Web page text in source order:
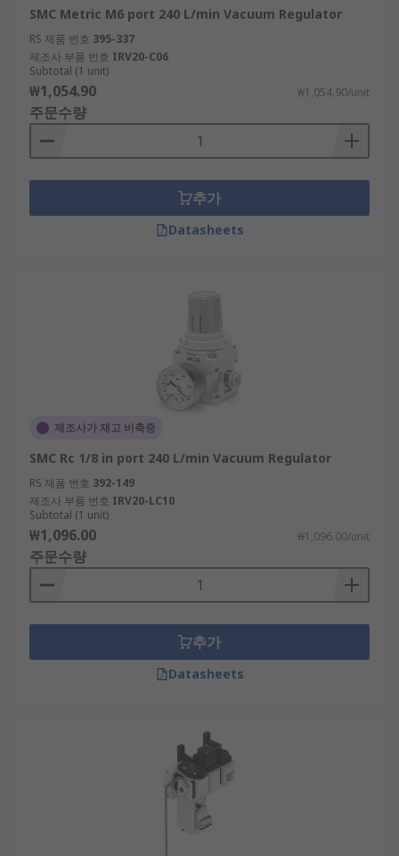
SMC Metric M6 port 240 L/min Vacuum Regulator
RS 제품 번호 395-337
제조사 부품 번호 IRV20-C06
Subtotal (1 unit)
₩1,054.90 ₩1,054.90/unit
주문수량
추가
Datasheets
제조사가 재고 비축중
SMC Rc 1/8 in port 240 L/min Vacuum Regulator
RS 제품 번호 392-149
제조사 부품 번호 IRV20-LC10
Subtotal (1 unit)
₩1,096.00 ₩1,096.00/unit
주문수량
추가
Datasheets